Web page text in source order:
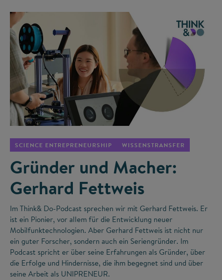
SCIENCE ENTREPRENEURSHIP WISSENSTRANSFER
Gründer und Macher:
Gerhard Fettweis
Im Think& Do-Podcast sprechen wir mit Gerhard Fettweis. Er
ist ein Pionier, vor allem für die Entwicklung neuer
Mobilfunktechnologien. Aber Gerhard Fettweis ist nicht nur
ein guter Forscher, sondern auch ein Seriengründer. Im
Podcast spricht er über seine Erfahrungen als Gründer, über
die Erfolge und Hindernisse, die ihm begegnet sind und über
seine Arbeit als UNIPRENEUR.